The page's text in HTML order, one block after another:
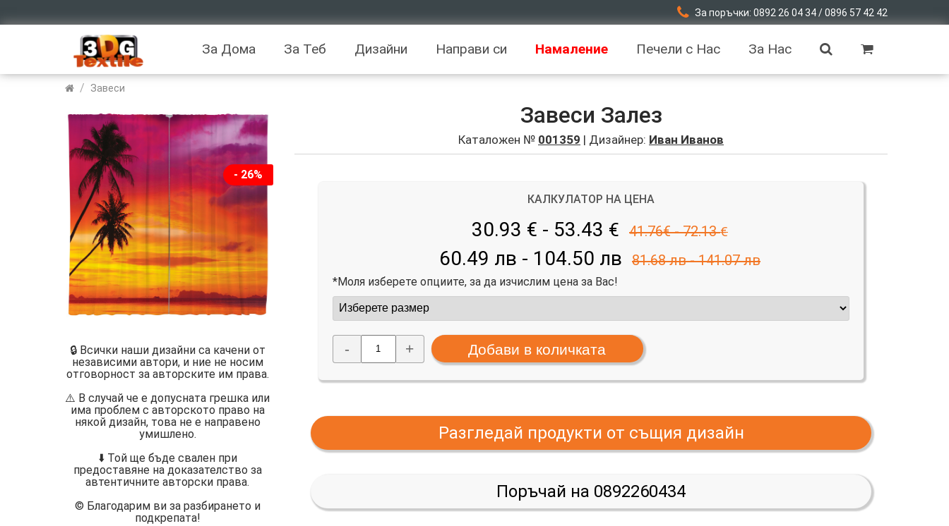
За поръчки: 0892 26 04 34 / 0896 57 42 42
За Дома За Теб Дизайни Направи си Намаление Печели с Нас За Нас
/ Завеси
- 26%
🔒 Всички наши дизайни са качени от
независими автори, и ние не носим
отговорност за авторските им права.
⚠️ В случай че е допусната грешка или
има проблем с авторското право на
някой дизайн, това не е направено
умишлено.
⬇️ Той ще бъде свален при
предоставяне на доказателство за
автентичните авторски права.
©️ Благодарим ви за разбирането и
подкрепата!
Завеси Залез
Каталожен № 001359 | Дизайнер: Иван Иванов
КАЛКУЛАТОР НА ЦЕНА
30.93 € - 53.43 € 41.76€ - 72.13 €
60.49 лв - 104.50 лв 81.68 лв - 141.07 лв
*Моля изберете опциите, за да изчислим цена за Вас!
- +
Разгледай продукти от същия дизайн
Поръчай на 0892260434